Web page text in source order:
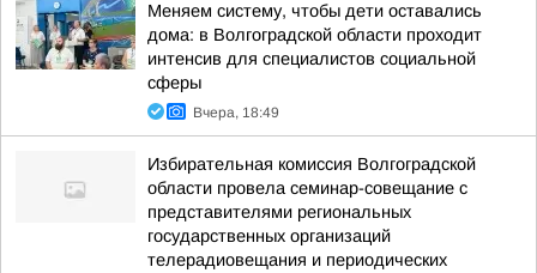
Меняем систему, чтобы дети оставались
дома: в Волгоградской области проходит
интенсив для специалистов социальной
сферы
Вчера, 18:49
Избирательная комиссия Волгоградской
области провела семинар-совещание с
представителями региональных
государственных организаций
телерадиовещания и периодических